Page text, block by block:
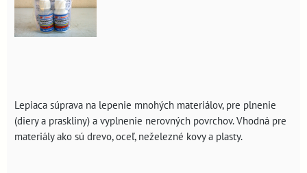
Lepiaca súprava na lepenie mnohých materiálov, pre plnenie
(diery a praskliny) a vyplnenie nerovných povrchov. Vhodná pre
materiály ako sú drevo, oceľ, neželezné kovy a plasty.